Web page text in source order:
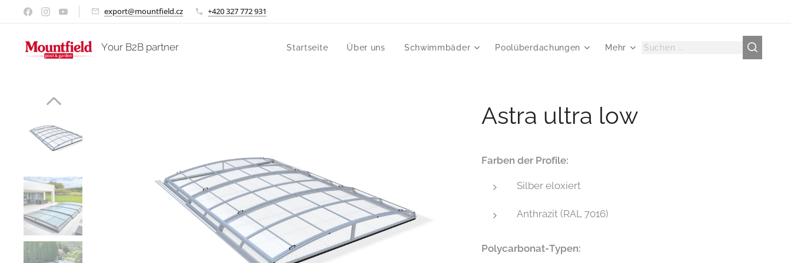
export@mountfield.cz +420 327 772 931
Your B2B partner Startseite Über uns Schwimmbäder Poolüberdachungen Mehr
Astra ultra low
Farben der Profile:
Silber eloxiert
Anthrazit (RAL 7016)
Polycarbonat-Typen: